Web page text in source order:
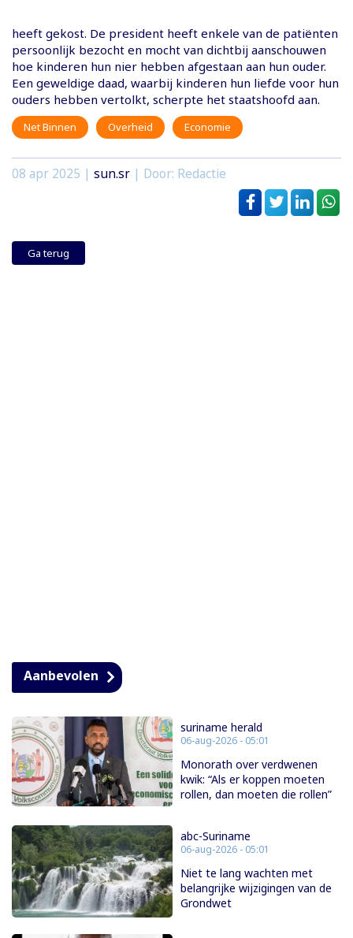
heeft gekost. De president heeft enkele van de patiënten
persoonlijk bezocht en mocht van dichtbij aanschouwen
hoe kinderen hun nier hebben afgestaan aan hun ouder.
Een geweldige daad, waarbij kinderen hun liefde voor hun
ouders hebben vertolkt, scherpte het staatshoofd aan.
Net Binnen Overheid Economie
08 apr 2025 | sun.sr | Door: Redactie
Ga terug
Aanbevolen
suriname herald
06-aug-2026 - 05:01
Monorath over verdwenen
kwik: “Als er koppen moeten
rollen, dan moeten die rollen”
abc-Suriname
06-aug-2026 - 05:01
Niet te lang wachten met
belangrijke wijzigingen van de
Grondwet